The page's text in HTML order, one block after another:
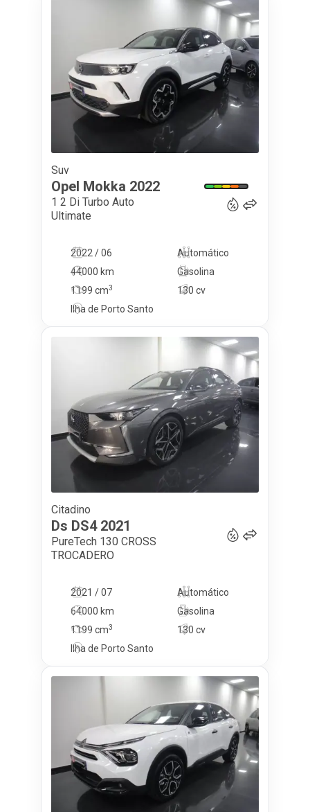
Suv
Opel Mokka 2022
1 2 Di Turbo Auto
Ultimate
2022 / 06
Automático
44000 km
130 cv
Gasolina
1199 cm3
Ilha de Porto Santo
Citadino
Ds DS4 2021
PureTech 130 CROSS
TROCADERO
2021 / 07
Automático
64000 km
130 cv
Gasolina
1199 cm3
Ilha de Porto Santo